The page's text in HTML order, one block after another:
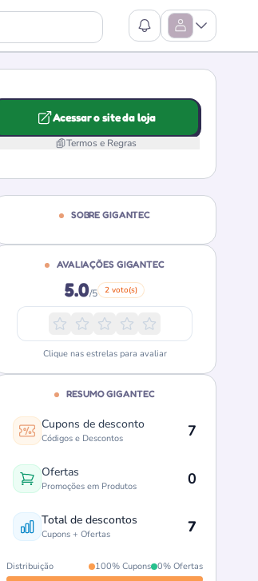
Ver Notificações
Abrir Menu
Acessar o site da loja
Termos e Regras
SOBRE GIGANTEC
AVALIAÇÕES GIGANTEC
5.0/5 2 voto(s)
Clique nas estrelas para avaliar
RESUMO GIGANTEC
Cupons de desconto
Códigos e Descontos 7
Ofertas
Promoções em Produtos 0
Total de descontos
Cupons + Ofertas 7
Distribuição 100% Cupons 0% Ofertas